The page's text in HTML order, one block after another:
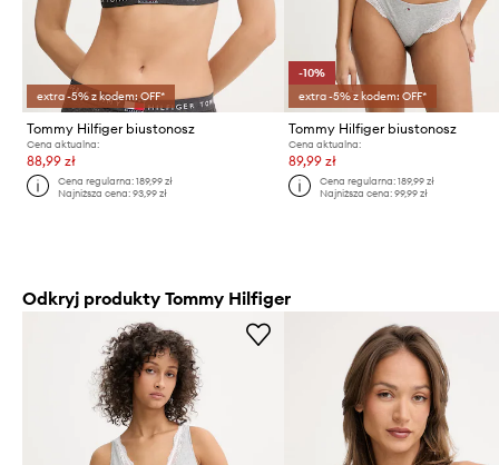
extra -5% z kodem: OFF*
Tommy Hilfiger biustonosz
Cena aktualna:
88,99 zł
Cena regularna:189,99 zł
Najniższa cena:93,99 zł
-10%
extra -5% z kodem: OFF*
Tommy Hilfiger biustonosz
Cena aktualna:
89,99 zł
Cena regularna: 189,99 zł
Najniższa cena: 99,99 zł
Odkryj produkty Tommy Hilfiger